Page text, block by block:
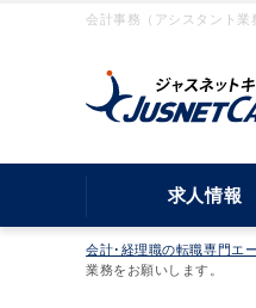
会計事務（アシスタント
求人情報
会計･経理職の転職専門エ
業務をお願いします。